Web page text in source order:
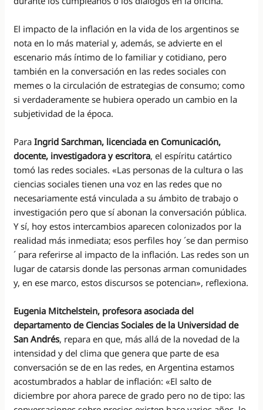
El impacto de la inflación en la vida de los argentinos se
nota en lo más material y, además, se advierte en el
escenario más íntimo de lo familiar y cotidiano, pero
también en la conversación en las redes sociales con
memes o la circulación de estrategias de consumo; como
si verdaderamente se hubiera operado un cambio en la
subjetividad de la época.
ParaIngrid Sarchman, licenciada en Comunicación,
docente, investigadora y escritora, el espíritu catártico
tomó las redes sociales. «Las personas de la cultura o las
ciencias sociales tienen una voz en las redes que no
necesariamente está vinculada a su ámbito de trabajo o
investigación pero que sí abonan la conversación pública.
Y sí, hoy estos intercambios aparecen colonizados por la
realidad más inmediata; esos perfiles hoy ´se dan permiso
´ para referirse al impacto de la inflación. Las redes son un
lugar de catarsis donde las personas arman comunidades
y, en ese marco, estos discursos se potencian», reflexiona.
Eugenia Mitchelstein, profesora asociada del
departamento de Ciencias Sociales de la Universidad de
San Andrés, repara en que, más allá de la novedad de la
intensidad y del clima que genera que parte de esa
conversación se de en las redes, en Argentina estamos
acostumbrados a hablar de inflación: «El salto de
diciembre por ahora parece de grado pero no de tipo: las